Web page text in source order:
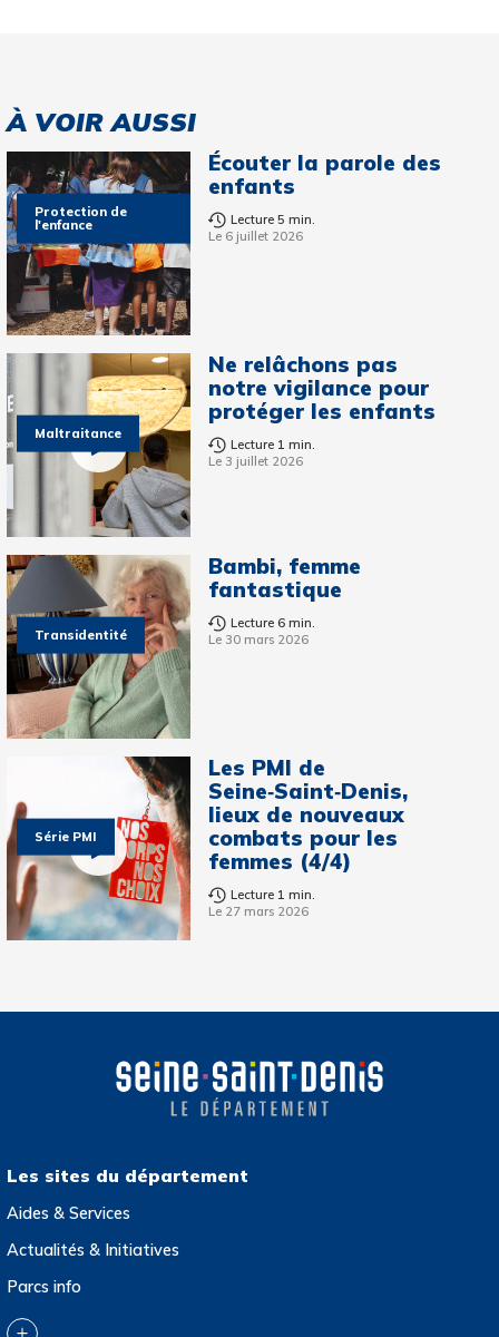
À VOIR AUSSI
Protection de
l'enfance
Écouter la parole des
enfants
Lecture 5 min.
Le 6 juillet 2026
Maltraitance
Ne relâchons pas
notre vigilance pour
protéger les enfants
Lecture 1 min.
Le 3 juillet 2026
Transidentité
Bambi, femme
fantastique
Lecture 6 min.
Le 30 mars 2026
Série PMI
Les PMI de
Seine‑Saint‑Denis,
lieux de nouveaux
combats pour les
femmes (4/4)
Lecture 1 min.
Le 27 mars 2026
Les sites du département
Aides & Services
Actualités & Initiatives
Parcs info
Collection départementale d’art contemporain